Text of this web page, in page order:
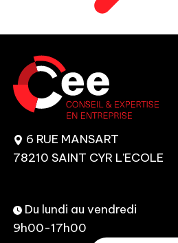
6 RUE MANSART
78210 SAINT CYR L’ECOLE
Du lundi au vendredi
9h00-17h00